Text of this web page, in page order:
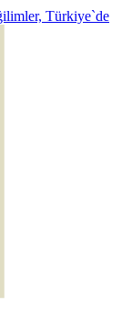
Türkiye`de